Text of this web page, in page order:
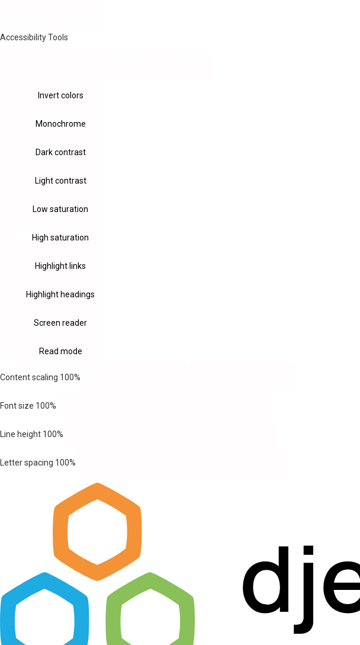
Accessibility Tools
Invert colors
Monochrome
Dark contrast
Light contrast
Low saturation
High saturation
Highlight links
Highlight headings
Screen reader
Read mode
Content scaling 100%
Font size 100%
Line height 100%
Letter spacing 100%